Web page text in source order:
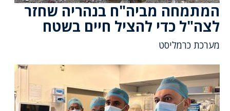
המתמחה מביה"ח בנהריה שחזר
לצה"ל כדי להציל חיים בשטח
מערכת כרמליסט